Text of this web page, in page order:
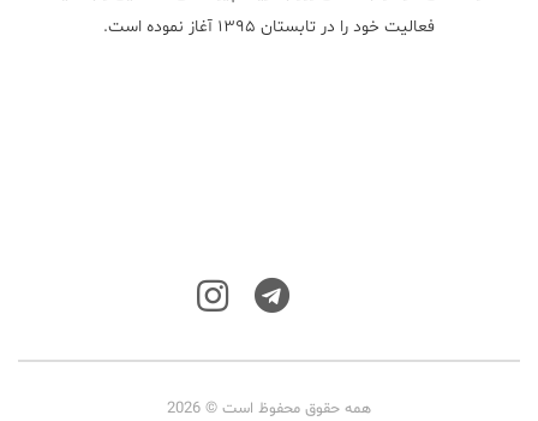
فعالیت خود را در تابستان ۱۳۹۵ آغاز نموده است.
همه حقوق محفوظ است © 2026